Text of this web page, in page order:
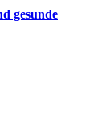
gesunde